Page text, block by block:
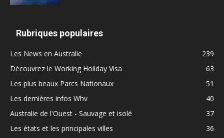
Rubriques populaires
Les News en Australie
239
Découvrez le Working Holiday Visa
63
Les plus beaux Parcs Nationaux
51
Les dernières infos Whv
40
Australie de l'Ouest - Sauvage et isolé
37
Les états et les principales villes
36